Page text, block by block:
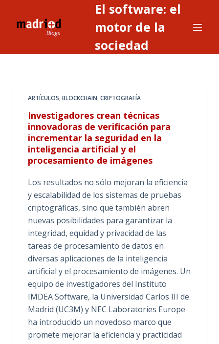
El software: el
motor de la
sociedad
ARTÍCULOS,BLOCKCHAIN,CRIPTOGRAFÍA
Investigadores crean técnicas
innovadoras de verificación para
incrementar la seguridad en la
inteligencia artificial y el
procesamiento de imágenes
Los resultados no sólo mejoran la eficiencia
y escalabilidad de los sistemas de pruebas
criptográficas, sino que también abren
nuevas posibilidades para garantizar la
integridad, equidad y privacidad de las
tareas de procesamiento de datos en
diversas aplicaciones de la inteligencia
artificial y el procesamiento de imágenes. Un
equipo de investigadores del Instituto
IMDEA Software, la Universidad Carlos III de
Madrid (UC3M) y NEC Laboratories Europe
ha introducido un novedoso marco que
promete mejorar la eficiencia y practicidad